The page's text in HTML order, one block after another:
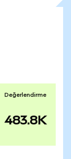
Değerlendirme
483.8K